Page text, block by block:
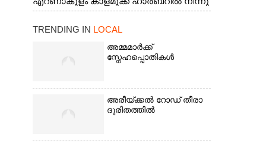
ള്ള കാഴ്ച
TRENDING IN LOCAL
അമ്മമാർക്ക്
സ്നേഹപ്പൊതികൾ
അരീയ്ക്കൽ റോഡ് തീരാ
ദുരിതത്തിൽ